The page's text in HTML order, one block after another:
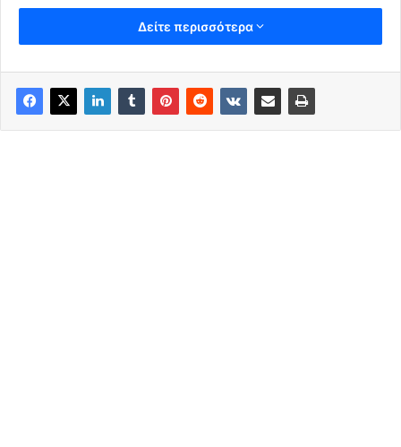
ανταποδοτική σύνταξη, το ποσό δηλαδή που θα προκύπτει
με βάση τις ασφαλιστικές κρατήσεις.
περικόπτεται και θα φτάνει ακόμη και τα 150 ευρώ.
Δείτε περισσότερα